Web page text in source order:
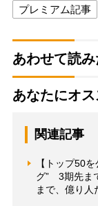
プレミアム記事
あわせて読
あなたにオス
関連記事
【トップ50
グ” 3期先ま
まで、億り